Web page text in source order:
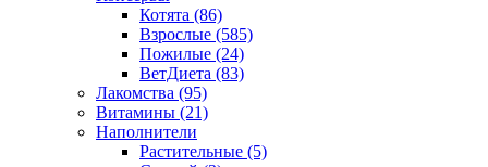
Котята (86)
Взрослые (585)
Пожилые (24)
ВетДиета (83)
Лакомства (95)
Витамины (21)
Наполнители
Растительные (5)